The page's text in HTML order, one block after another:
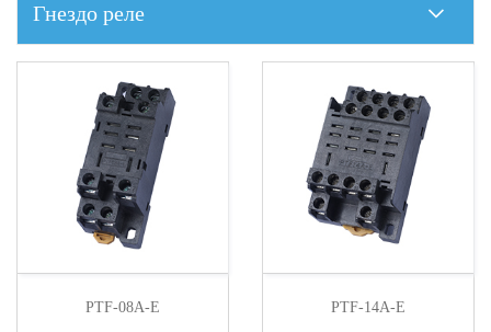
Гнездо реле
PTF-08A-E PTF-14A-E